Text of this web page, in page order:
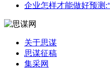
企业怎样才能做好预测
关于思谋
思谋征稿
集采网